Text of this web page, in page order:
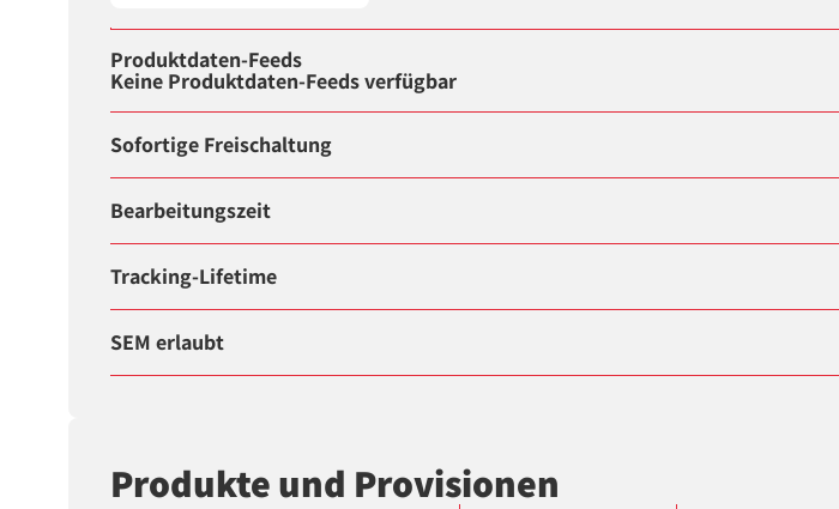
Produktdaten-Feeds
Keine Produktdaten-Feeds verfügbar
Sofortige Freischaltung
Bearbeitungszeit
Tracking-Lifetime
SEM erlaubt
Produkte und Provisionen